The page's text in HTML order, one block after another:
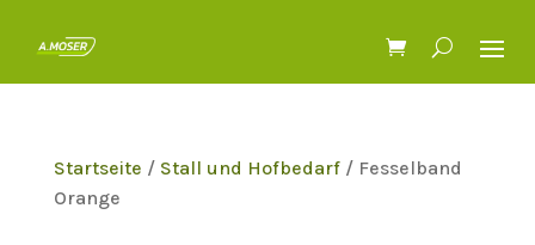
Startseite / Stall und Hofbedarf/ Fesselband
Orange